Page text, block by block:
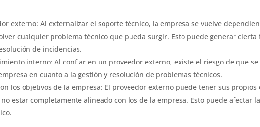
externo: Al externalizar el soporte técnico, la empresa se vuelve
cualquier problema técnico que pueda surgir. Esto puede generar cierta
de incidencias.
interno: Al confiar en un proveedor externo, existe el riesgo de que
en cuanto a la gestión y resolución de problemas técnicos.
los objetivos de la empresa: El proveedor externo puede tener sus propios
estar completamente alineado con los de la empresa. Esto puede afectar